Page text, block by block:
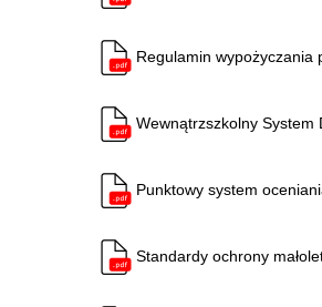
Regulamin wypożyczania
Wewnątrzszkolny System
Punktowy system
Standardy ochrony